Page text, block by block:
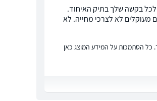
לכל בקשה שלך בתיק האיחוד.
מעוקלים לא לצרכי מחייה. לא
כל הסתמכות על המידע המוצג כאן